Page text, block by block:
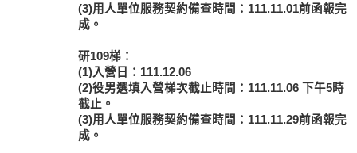
(3)用人單位服務契約備查時間：111.11.01前函報完
成。
研109梯：
(1)入營日：111.12.06
(2)役男選填入營梯次截止時間：111.11.06 下午5時
截止。
(3)用人單位服務契約備查時間：111.11.29前函報完
成。